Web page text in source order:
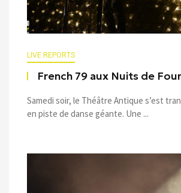
LIVE REPORTS
French 79 aux Nuits de
Samedi soir, le Théâtre Antique s’est
en piste de danse géante. Une ...